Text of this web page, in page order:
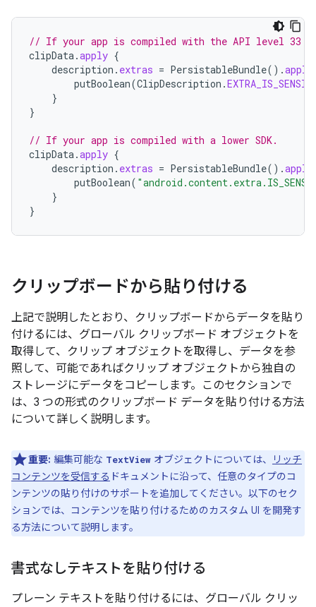
// If your app is compiled with the API level 33
clipData.apply {
description . extras = PersistableBundle().apply
putBoolean(ClipDescription .
}
}
// If your app is compiled with a lower SDK.
clipData.apply {
description . extras = PersistableBundle().apply
putBoolean(
}
}
クリップボードから貼り付ける
上記で説明したとおり、クリップボードからデータを貼り
付けるには、グローバル クリップボード オブジェクトを
取得して、クリップ オブジェクトを取得し、データを参
照して、可能であればクリップ オブジェクトから独自の
ストレージにデータをコピーします。このセクションで
は、3 つの形式のクリップボード データを貼り付ける方法
について詳しく説明します。
重要: 編集可能な TextView オブジェクトについては、
リッチ
コンテンツを受信する ドキュメントに沿って、任意のタイプのコ
ンテンツの貼り付けのサポートを追加してください。以下のセク
ションでは、コンテンツを貼り付けるためのカスタム UI を開発す
る方法について説明します。
書式なしテキストを貼り付ける
プレーン テキストを貼り付けるには、グローバル クリッ